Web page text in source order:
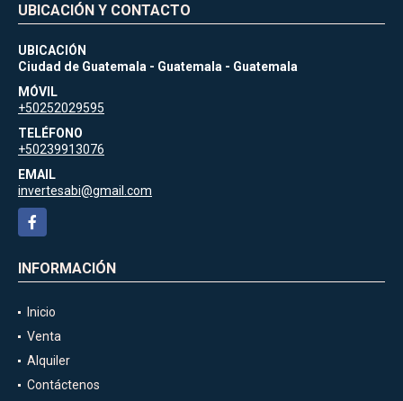
UBICACIÓN Y CONTACTO
UBICACIÓN
Ciudad de Guatemala - Guatemala - Guatemala
MÓVIL
+50252029595
TELÉFONO
+50239913076
EMAIL
invertesabi@gmail.com
Facebook
INFORMACIÓN
Inicio
Venta
Alquiler
Contáctenos